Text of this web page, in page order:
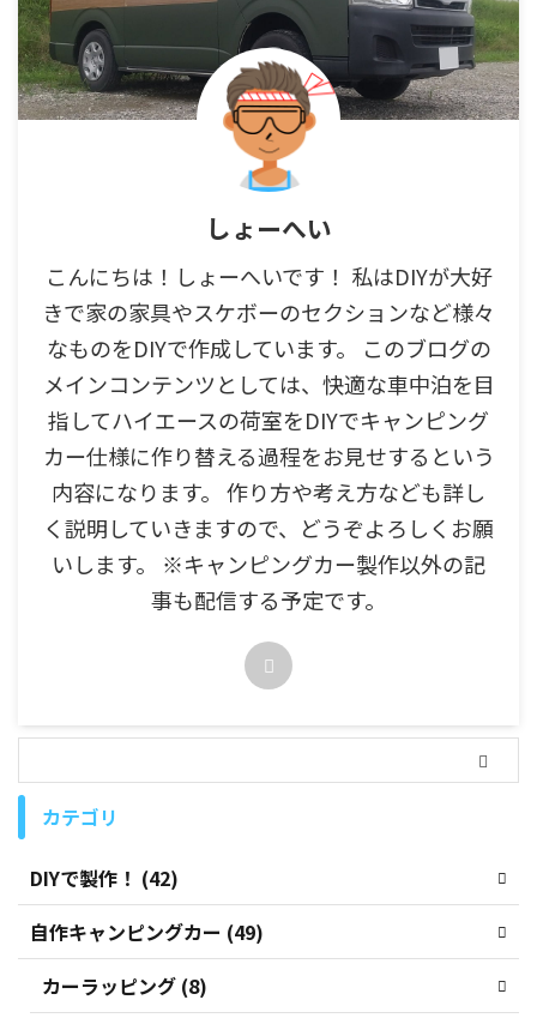
しょーへい
こんにちは！しょーへいです！ 私はDIYが大好
きで家の家具やスケボーのセクションなど様々
なものをDIYで作成しています。 このブログの
メインコンテンツとしては、快適な車中泊を目
指してハイエースの荷室をDIYでキャンピング
カー仕様に作り替える過程をお見せするという
内容になります。 作り方や考え方なども詳し
く説明していきますので、どうぞよろしくお願
いします。 ※キャンピングカー製作以外の記
事も配信する予定です。
カテゴリ
DIYで製作！ (42)
自作キャンピングカー (49)
カーラッピング (8)